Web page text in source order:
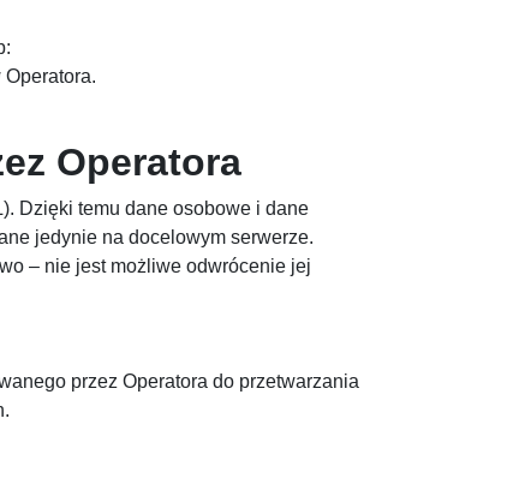
Operatora
Dzięki temu dane osobowe i dane
jedynie na docelowym serwerze.
– nie jest możliwe odwrócenie jej
przez Operatora do przetwarzania